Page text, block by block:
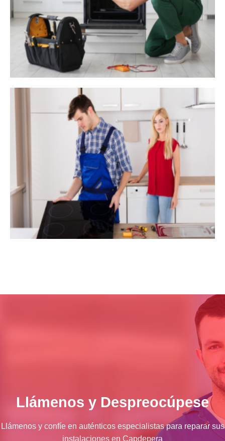
Llámenos y Despreocúpese
Llámenos y confíe en auténticos especialistas para reparar sus
instalaciones en Capdepera